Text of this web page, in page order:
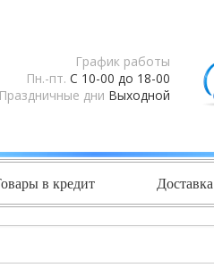
График работы
Пн.-пт. С 10-00 до 18-00
дни Выходной
в кредит Доставка